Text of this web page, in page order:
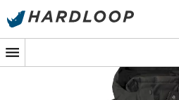
Zomeraanbiedingen 🔥 -5%